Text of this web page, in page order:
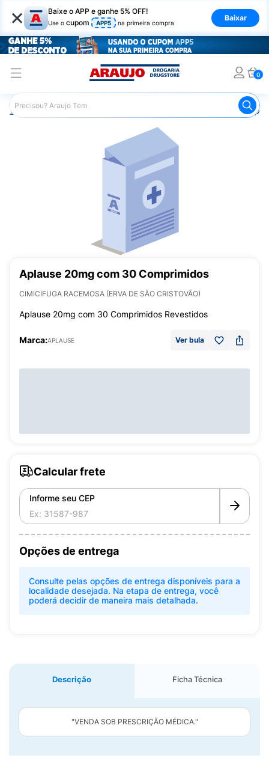
× Baixe o APP e ganhe 5% OFF!
Use o cupom APP5 na primeira compra
Baixar
0
Araujo Medicamentos Remédio
Aplause 20mg com 30 Comprimidos
CIMICIFUGA RACEMOSA (ERVA DE SÃO CRISTOVÃO)
Aplause 20mg com 30 Comprimidos Revestidos
Marca:APLAUSE Ver bula
Calcular frete
Informe seu CEP
Opções de entrega
Consulte pelas opções de entrega disponíveis para a
localidade desejada. Na etapa de entrega, você
poderá decidir de maneira mais detalhada.
Descrição Ficha Técnica
"VENDA SOB PRESCRIÇÃO MÉDICA."